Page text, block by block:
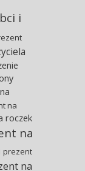
i
na
roczek
na
prezent
na